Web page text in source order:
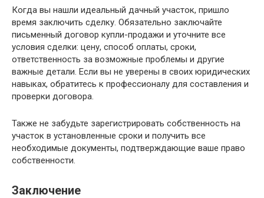
Когда вы нашли идеальный дачный участок, пришло
время заключить сделку. Обязательно заключайте
письменный договор купли-продажи и уточните все
условия сделки: цену, способ оплаты, сроки,
ответственность за возможные проблемы и другие
важные детали. Если вы не уверены в своих юридических
навыках, обратитесь к профессионалу для составления и
проверки договора.
Также не забудьте зарегистрировать собственность на
участок в установленные сроки и получить все
необходимые документы, подтверждающие ваше право
собственности.
Заключение